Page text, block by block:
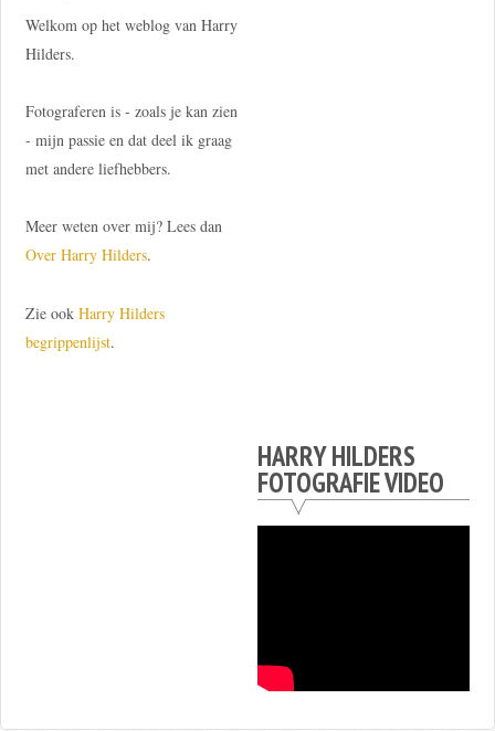
Welkom op het weblog van Harry
Hilders.
Fotograferen is - zoals je kan zien
- mijn passie en dat deel ik graag
met andere liefhebbers.
Meer weten over mij? Lees dan
Over Harry Hilders.
Zie ook Harry Hilders
begrippenlijst.
HARRY HILDERS
FOTOGRAFIE VIDEO